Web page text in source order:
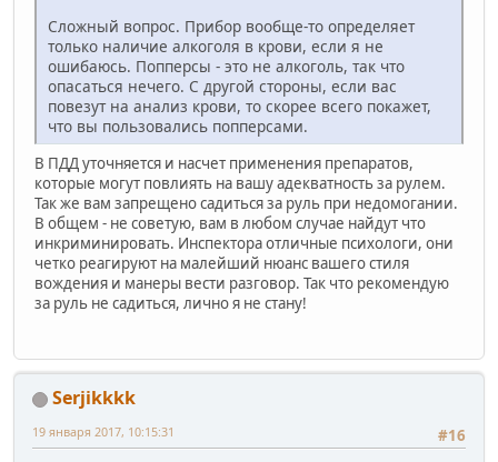
Сложный вопрос. Прибор вообще-то определяет
только наличие алкоголя в крови, если я не
ошибаюсь. Попперсы - это не алкоголь, так что
опасаться нечего. С другой стороны, если вас
повезут на анализ крови, то скорее всего покажет,
что вы пользовались попперсами.
В ПДД уточняется и насчет применения препаратов,
которые могут повлиять на вашу адекватность за рулем.
Так же вам запрещено садиться за руль при недомогании.
В общем - не советую, вам в любом случае найдут что
инкриминировать. Инспектора отличные психологи, они
четко реагируют на малейший нюанс вашего стиля
вождения и манеры вести разговор. Так что рекомендую
за руль не садиться, лично я не стану!
Serjikkkk
#16
19 января 2017, 10:15:31